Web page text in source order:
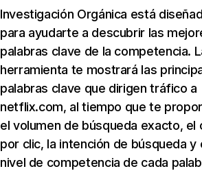
Investigación Orgánica está
para ayudarte a descubrir las
palabras clave de la competencia.
herramienta te mostrará las
palabras clave que dirigen tráfico a
netflix.com, al tiempo que te
el volumen de búsqueda exacto, el
por clic, la intención de búsqueda y
nivel de competencia de cada